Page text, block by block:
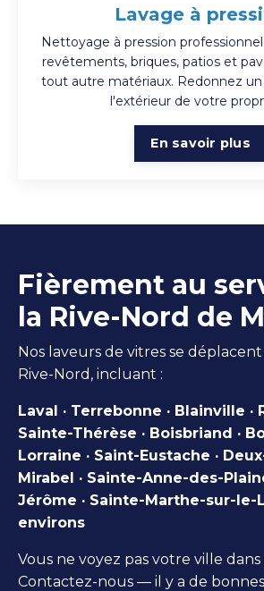
Lavage à
Nettoyage à pression
revêtements, briques, patios et
tout autre matériaux. Redonnez
l'extérieur de votre
En savoir plus
Fièrement au
la Rive-Nord de
Nos laveurs de vitres se
Rive-Nord, incluant :
Laval · Terrebonne · Blainville ·
Sainte-Thérèse · Boisbriand ·
Lorraine · Saint-Eustache ·
Mirabel · Sainte-Anne-des-
Jérôme · Sainte-Marthe-sur-le-
environs
Vous ne voyez pas votre ville dans
Contactez-nous — il y a de